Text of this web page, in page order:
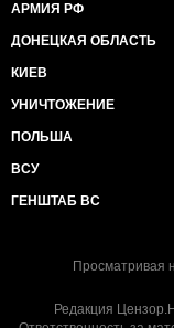
АРМИЯ РФ
ДОНЕЦКАЯ ОБЛАСТЬ
КИЕВ
УНИЧТОЖЕНИЕ
ПОЛЬША
ВСУ
ГЕНШТАБ ВС
Просматривая
Редакция